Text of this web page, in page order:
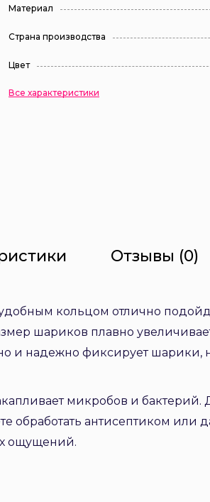
Материал
Страна производства
Цвет
Все характеристики
Отзывы (0)
кольцом отлично
шариков плавно
и надежно фиксирует шарики,
микробов и
антисептиком или
ощущений.